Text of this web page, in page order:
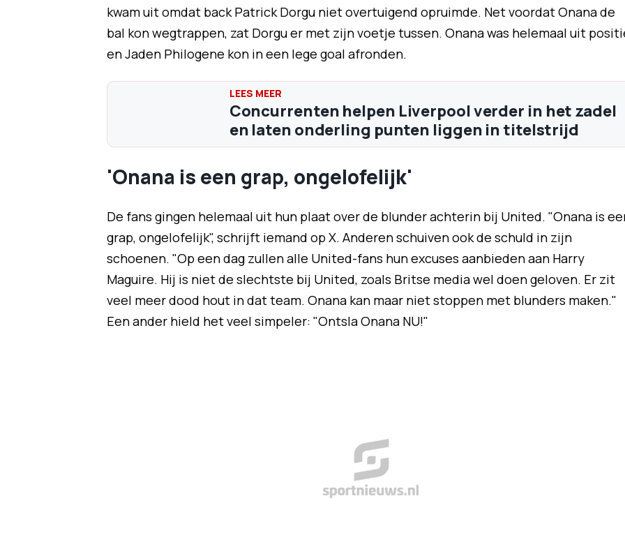
kwam uit omdat back Patrick Dorgu niet overtuigend opruimde. Net voordat Onana de
bal kon wegtrappen, zat Dorgu er met zijn voetje tussen. Onana was helemaal uit
en Jaden Philogene kon in een lege goal afronden.
Concurrenten helpen Liverpool verder in het zadel
en laten onderling punten liggen in titelstrijd
'Onana is een grap, ongelofelijk'
De fans gingen helemaal uit hun plaat over de blunder achterin bij United. "Onana is
grap, ongelofelijk", schrijft iemand op X. Anderen schuiven ook de schuld in zijn
schoenen. "Op een dag zullen alle United-fans hun excuses aanbieden aan Harry
Maguire. Hij is niet de slechtste bij United, zoals Britse media wel doen geloven. Er zit
veel meer dood hout in dat team. Onana kan maar niet stoppen met blunders maken."
Een ander hield het veel simpeler: "Ontsla Onana NU!"